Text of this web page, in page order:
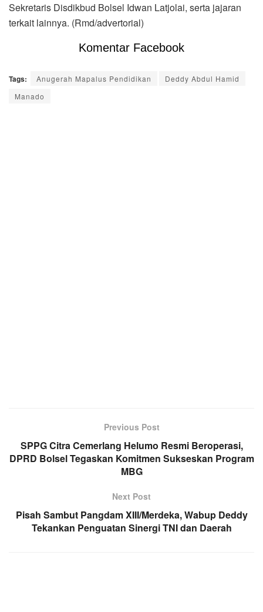
Sekretaris Disdikbud Bolsel Idwan Latjolai, serta jajaran
terkait lainnya. (Rmd/advertorial)
Komentar Facebook
Tags: Anugerah Mapalus Pendidikan
Deddy Abdul Hamid
Manado
Previous Post
SPPG Citra Cemerlang Helumo Resmi Beroperasi,
DPRD Bolsel Tegaskan Komitmen Sukseskan Program
MBG
Next Post
Pisah Sambut Pangdam XIII/Merdeka, Wabup Deddy
Tekankan Penguatan Sinergi TNI dan Daerah